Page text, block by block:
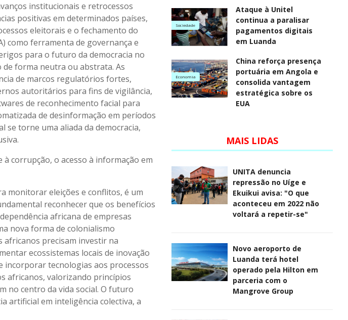
institucionais e retrocessos
positivas em determinados países,
eleitorais e o fechamento do
como ferramenta de governança e
para o futuro da democracia no
de forma neutra ou abstrata. As
de marcos regulatórios fortes,
autoritários para fins de vigilância,
de reconhecimento facial para
de desinformação em períodos
se torne uma aliada da democracia,
corrupção, o acesso à informação em
monitorar eleições e conflitos, é um
reconhecer que os benefícios
africana de empresas
nova forma de colonialismo
africanos precisam investir na
ecossistemas locais de inovação
incorporar tecnologias aos processos
africanos, valorizando princípios
no centro da vida social. O futuro
artificial em inteligência colectiva, a
Sociedade
Ataque à Unitel
continua a paralisar
pagamentos digitais
em Luanda
Economia
China reforça presença
portuária em Angola e
consolida vantagem
estratégica sobre os
EUA
MAIS LIDAS
UNITA denuncia
repressão no Uíge e
Ekuikui avisa: "O que
aconteceu em 2022 não
voltará a repetir-se"
Novo aeroporto de
Luanda terá hotel
operado pela Hilton em
parceria com o
Mangrove Group